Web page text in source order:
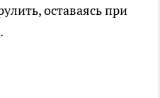
оставаясь при